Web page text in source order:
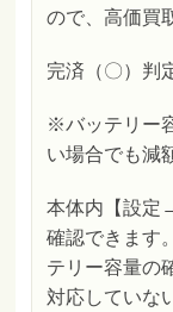
ので、高価買
完済（〇）判
※バッテリー
い場合でも減
本体内【設定
確認できます
テリー容量の
対応していな